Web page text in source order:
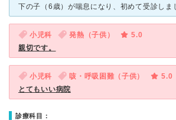
小児科 発熱（子供）
5.0
親切です。
小児科 咳・呼吸困難（子供）
5.0
とてもいい病院
診療科目：